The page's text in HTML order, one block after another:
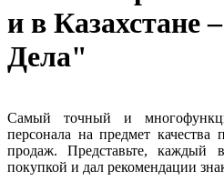
и в
Дела"
Самый точный и
персонала на предмет качества
продаж. Представьте, каждый
покупкой и дал рекомендации